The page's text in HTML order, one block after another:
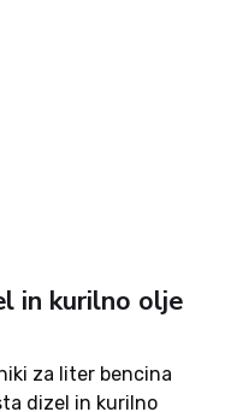
in kurilno olje
za liter bencina
dizel in kurilno